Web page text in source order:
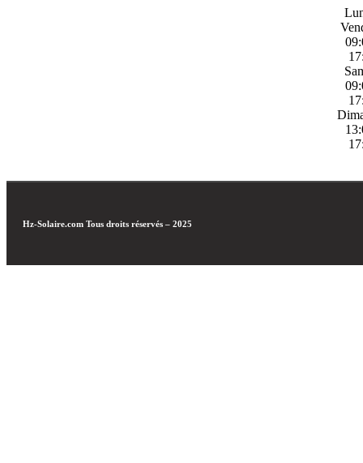
Hz-Solaire.com Tous droits réservés – 2025